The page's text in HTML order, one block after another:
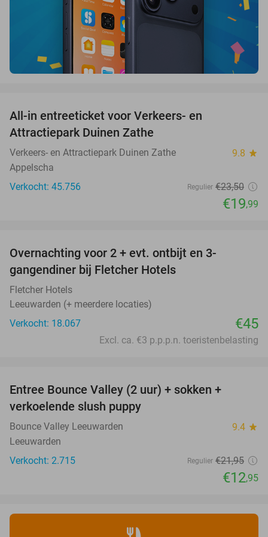
All-in entreeticket voor Verkeers- en
Attractiepark Duinen Zathe
Verkeers- en Attractiepark Duinen Zathe 9.8 star
Appelscha
Verkocht: 45.756
Regulier €23,50
€19,99
Overnachting voor 2 + evt. ontbijt en 3-
gangendiner bij Fletcher Hotels
Fletcher Hotels
Leeuwarden (+ meerdere locaties)
Verkocht: 18.067
€45
Excl. ca. €3 p.p.p.n. toeristenbelasting
Entree Bounce Valley (2 uur) + sokken +
verkoelende slush puppy
Bounce Valley Leeuwarden 9.4 star
Leeuwarden
Verkocht: 2.715
Regulier €21,95
€12,95